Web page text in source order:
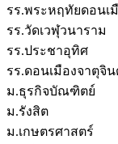
รร.พระหฤทัยดอนเ
รร.วัดเวฬุวนาราม
รร.ประชาอุทิศ
รร.ดอนเมืองจาตุจิน
ม.ธุรกิจบัณฑิตย์
ม.รังสิต
ม.เกษตรศาสตร์